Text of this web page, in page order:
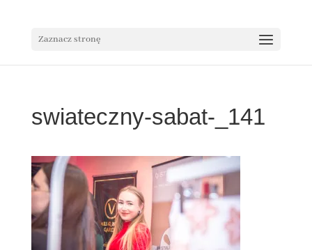
Zaznacz stronę
swiateczny-sabat-_141